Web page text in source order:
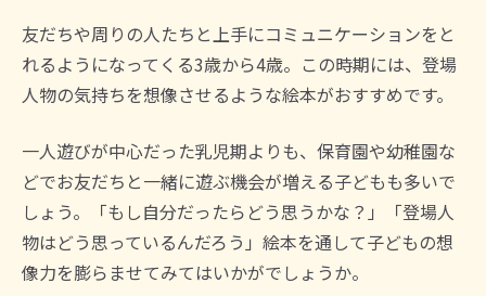
友だちや周りの人たちと上手にコミュニケーションをと
れるようになってくる3歳から4歳。この時期には、登場
人物の気持ちを想像させるような絵本がおすすめです。
一人遊びが中心だった乳児期よりも、保育園や幼稚園な
どでお友だちと一緒に遊ぶ機会が増える子どもも多いで
しょう。「もし自分だったらどう思うかな？」「登場人
物はどう思っているんだろう」絵本を通して子どもの想
像力を膨らませてみてはいかがでしょうか。